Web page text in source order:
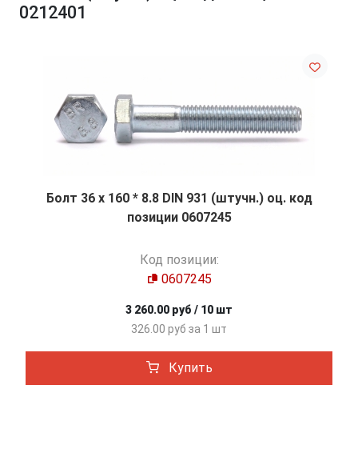
0212401
Болт 36 х 160 * 8.8 DIN 931 (штучн.) оц. код
позиции 0607245
Код позиции:
0607245
3 260.00 руб / 10 шт
326.00 руб за 1 шт
Купить